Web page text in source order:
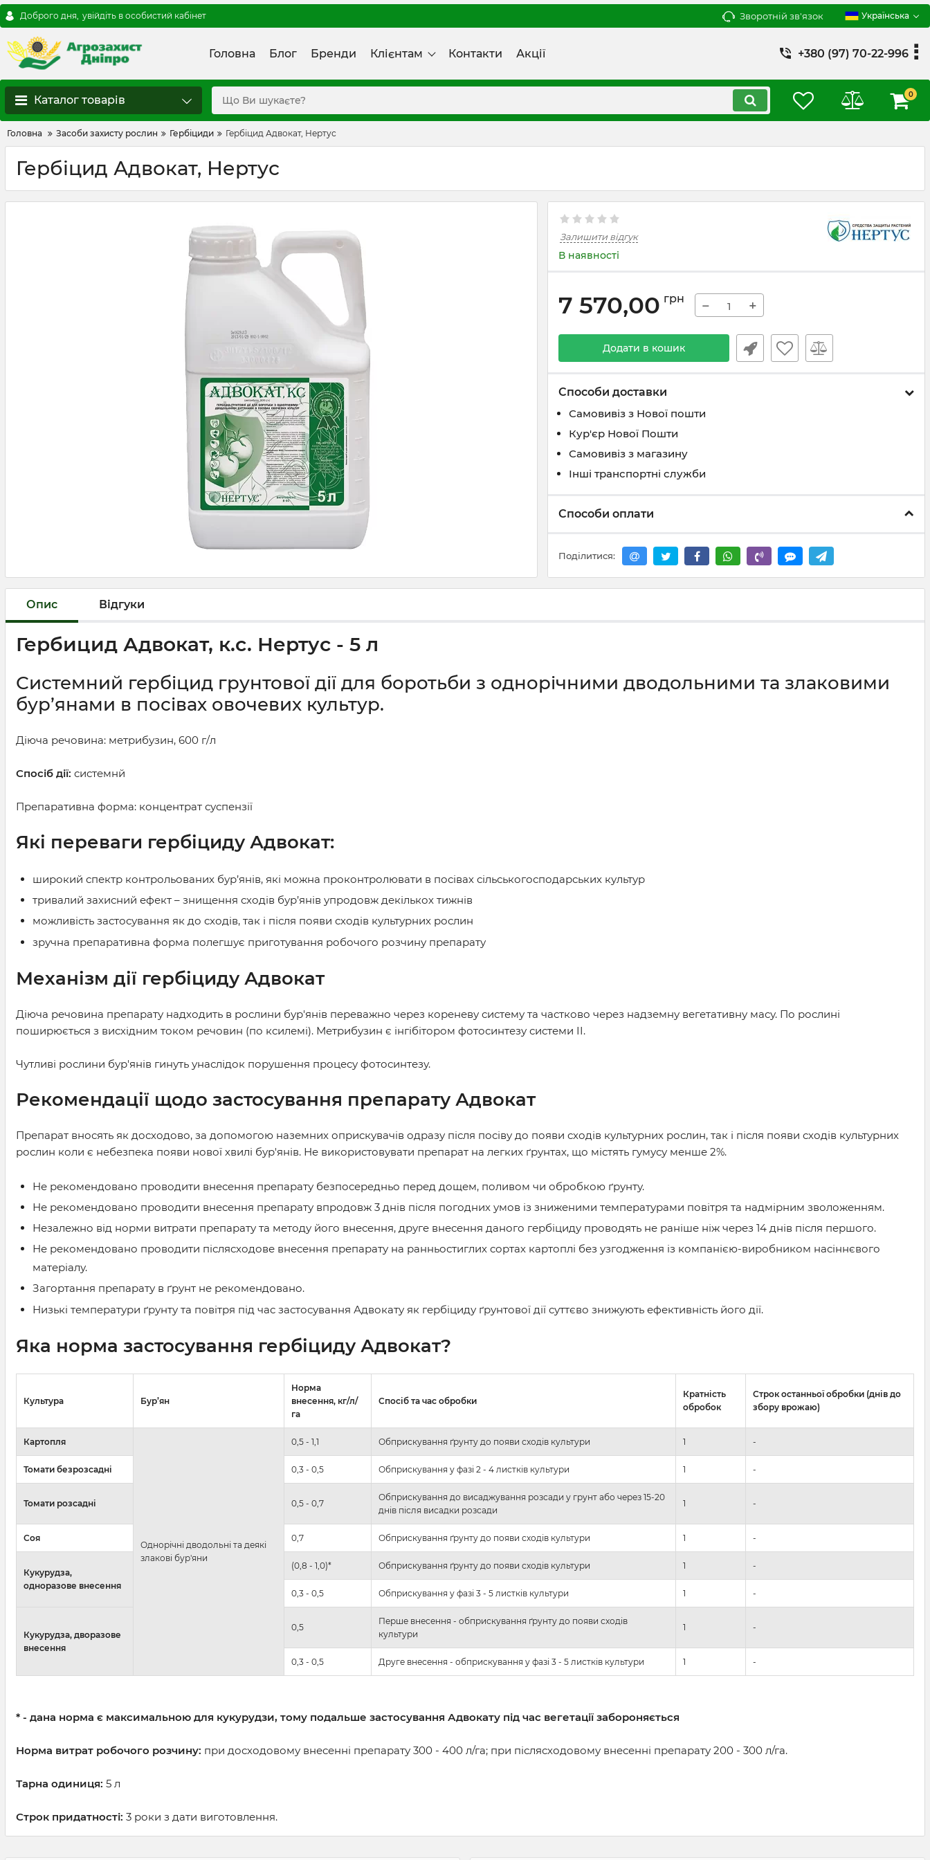
Доброго дня, увійдіть в особистий кабінет Зворотній зв'язок Українська
Головна Блог Бренди Клієнтам Контакти Акції +380 (97) 70-22-996
Каталог товарів 0
Головна Засоби захисту рослин Гербіциди Гербіцид Адвокат, Нертус
Гербіцид Адвокат, Нертус
Залишити відгук
В наявності
7 570,00 грн − +
Додати в кошик
Способи доставки
Самовивіз з Нової пошти
Кур'єр Нової Пошти
Самовивіз з магазину
Інші транспортні служби
Способи оплати
Поділитися:
Опис Відгуки
Гербицид Адвокат, к.с. Нертус - 5 л
Системний гербіцид грунтової дії для боротьби з однорічними дводольними та злаковими
бур’янами в посівах овочевих культур.
Діюча речовина: метрибузин, 600 г/л
Спосіб дії: системнй
Препаративна форма: концентрат суспензії
Які переваги гербіциду Адвокат:
широкий спектр контрольованих бур’янів, які можна проконтролювати в посівах сільськогосподарських культур
тривалий захисний ефект – знищення сходів бур’янів упродовж декількох тижнів
можливість застосування як до сходів, так і після появи сходів культурних рослин
зручна препаративна форма полегшує приготування робочого розчину препарату
Механізм дії гербіциду Адвокат
Діюча речовина препарату надходить в рослини бур'янів переважно через кореневу систему та частково через надземну вегетативну масу. По рослині
поширюється з висхідним током речовин (по ксилемі). Метрибузин є інгібітором фотосинтезу системи II.
Чутливі рослини бур'янів гинуть унаслідок порушення процесу фотосинтезу.
Рекомендації щодо застосування препарату Адвокат
Препарат вносять як досходово, за допомогою наземних оприскувачів одразу після посіву до появи сходів культурних рослин, так і після появи сходів культурних
рослин коли є небезпека появи нової хвилі бур'янів. Не використовувати препарат на легких ґрунтах, що містять гумусу менше 2%.
Не рекомендовано проводити внесення препарату безпосередньо перед дощем, поливом чи обробкою ґрунту.
Не рекомендовано проводити внесення препарату впродовж 3 днів після погодних умов із зниженими температурами повітря та надмірним зволоженням.
Незалежно від норми витрати препарату та методу його внесення, друге внесення даного гербіциду проводять не раніше ніж через 14 днів після першого.
Не рекомендовано проводити післясходове внесення препарату на ранньостиглих сортах картоплі без узгодження із компанією-виробником насіннєвого
матеріалу.
Загортання препарату в ґрунт не рекомендовано.
Низькі температури ґрунту та повітря під час застосування Адвокату як гербіциду ґрунтової дії суттєво знижують ефективність його дії.
Яка норма застосування гербіциду Адвокат?
Культура Бур’ян
Норма
внесення, кг/л/
га
Спосіб та час обробки
Кратність
обробок
Строк останньої обробки (днів до
збору врожаю)
Картопля
Однорічні дводольні та деякі
злакові бур'яни
0,5 - 1,1 Обприскування ґрунту до появи сходів культури 1 -
Томати безрозсадні 0,3 - 0,5 Обприскування у фазі 2 - 4 листків культури 1 -
Томати розсадні 0,5 - 0,7
Обприскування до висаджу­вання розсади у грунт або через 15-20
днів після висадки розсади
1 -
Соя 0,7 Обприскування ґрунту до появи сходів культури 1 -
Кукурудза,
одноразове внесення
(0,8 - 1,0)* Обприскування ґрунту до появи сходів культури 1 -
0,3 - 0,5 Обприскування у фазі 3 - 5 листків культури 1 -
Кукурудза, дворазове
внесення
0,5
Перше внесення - обприскування ґрунту до появи сходів
культури
1 -
0,3 - 0,5 Друге внесення - обприскування у фазі 3 - 5 листків культури 1 -
* - дана норма є максимальною для кукурудзи, тому подальше застосування Адвокату під час вегетації забороняється
Норма витрат робочого розчину: при досходовому внесенні препарату 300 - 400 л/га; при післясходовому внесенні препарату 200 - 300 л/га.
Тарна одиниця: 5 л
Строк придатності: 3 роки з дати виготовлення.